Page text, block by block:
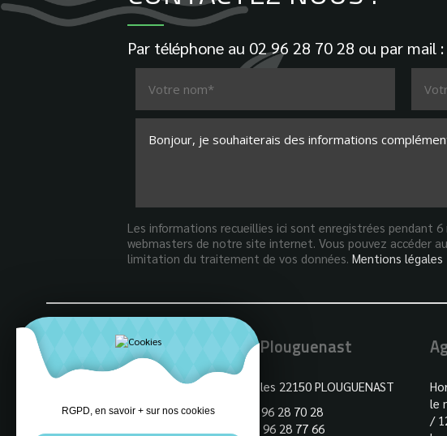
Par téléphone au 02 96 28 70 28 ou par mail :
Les informations recueillies ici sont enregistrées pendant
webmasters de notre site internet. Vous pouvez accéder
limitation du traitement de vos données. Mentions légales
Mairie de Plouguenast
3 Rue des Ecoles 22150 PLOUGUENAST
Tel : +33 (0)2 96 28 70 28
Fax : +33 (0)2 96 28 77 66
le
/
RGPD, en savoir + sur nos cookies